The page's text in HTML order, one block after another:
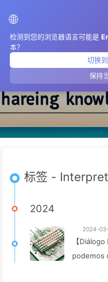
🌐
检测到您的浏览器语言可能是
本？
切换
保持
标签 -
2024
2024-
【
podemos